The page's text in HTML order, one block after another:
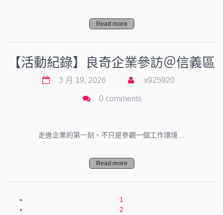
Read more
【活動紀錄】良奇企業參訪＠信義區
3 月 19, 2026 x925920
0 comments
走進企業的第一刻，不只是參觀一個工作環境…
Read more
1
2